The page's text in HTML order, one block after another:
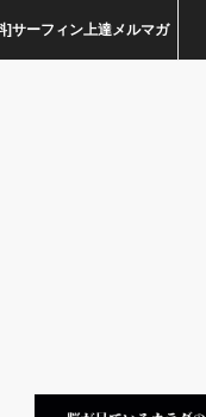
]サーフィン上達メルマガ